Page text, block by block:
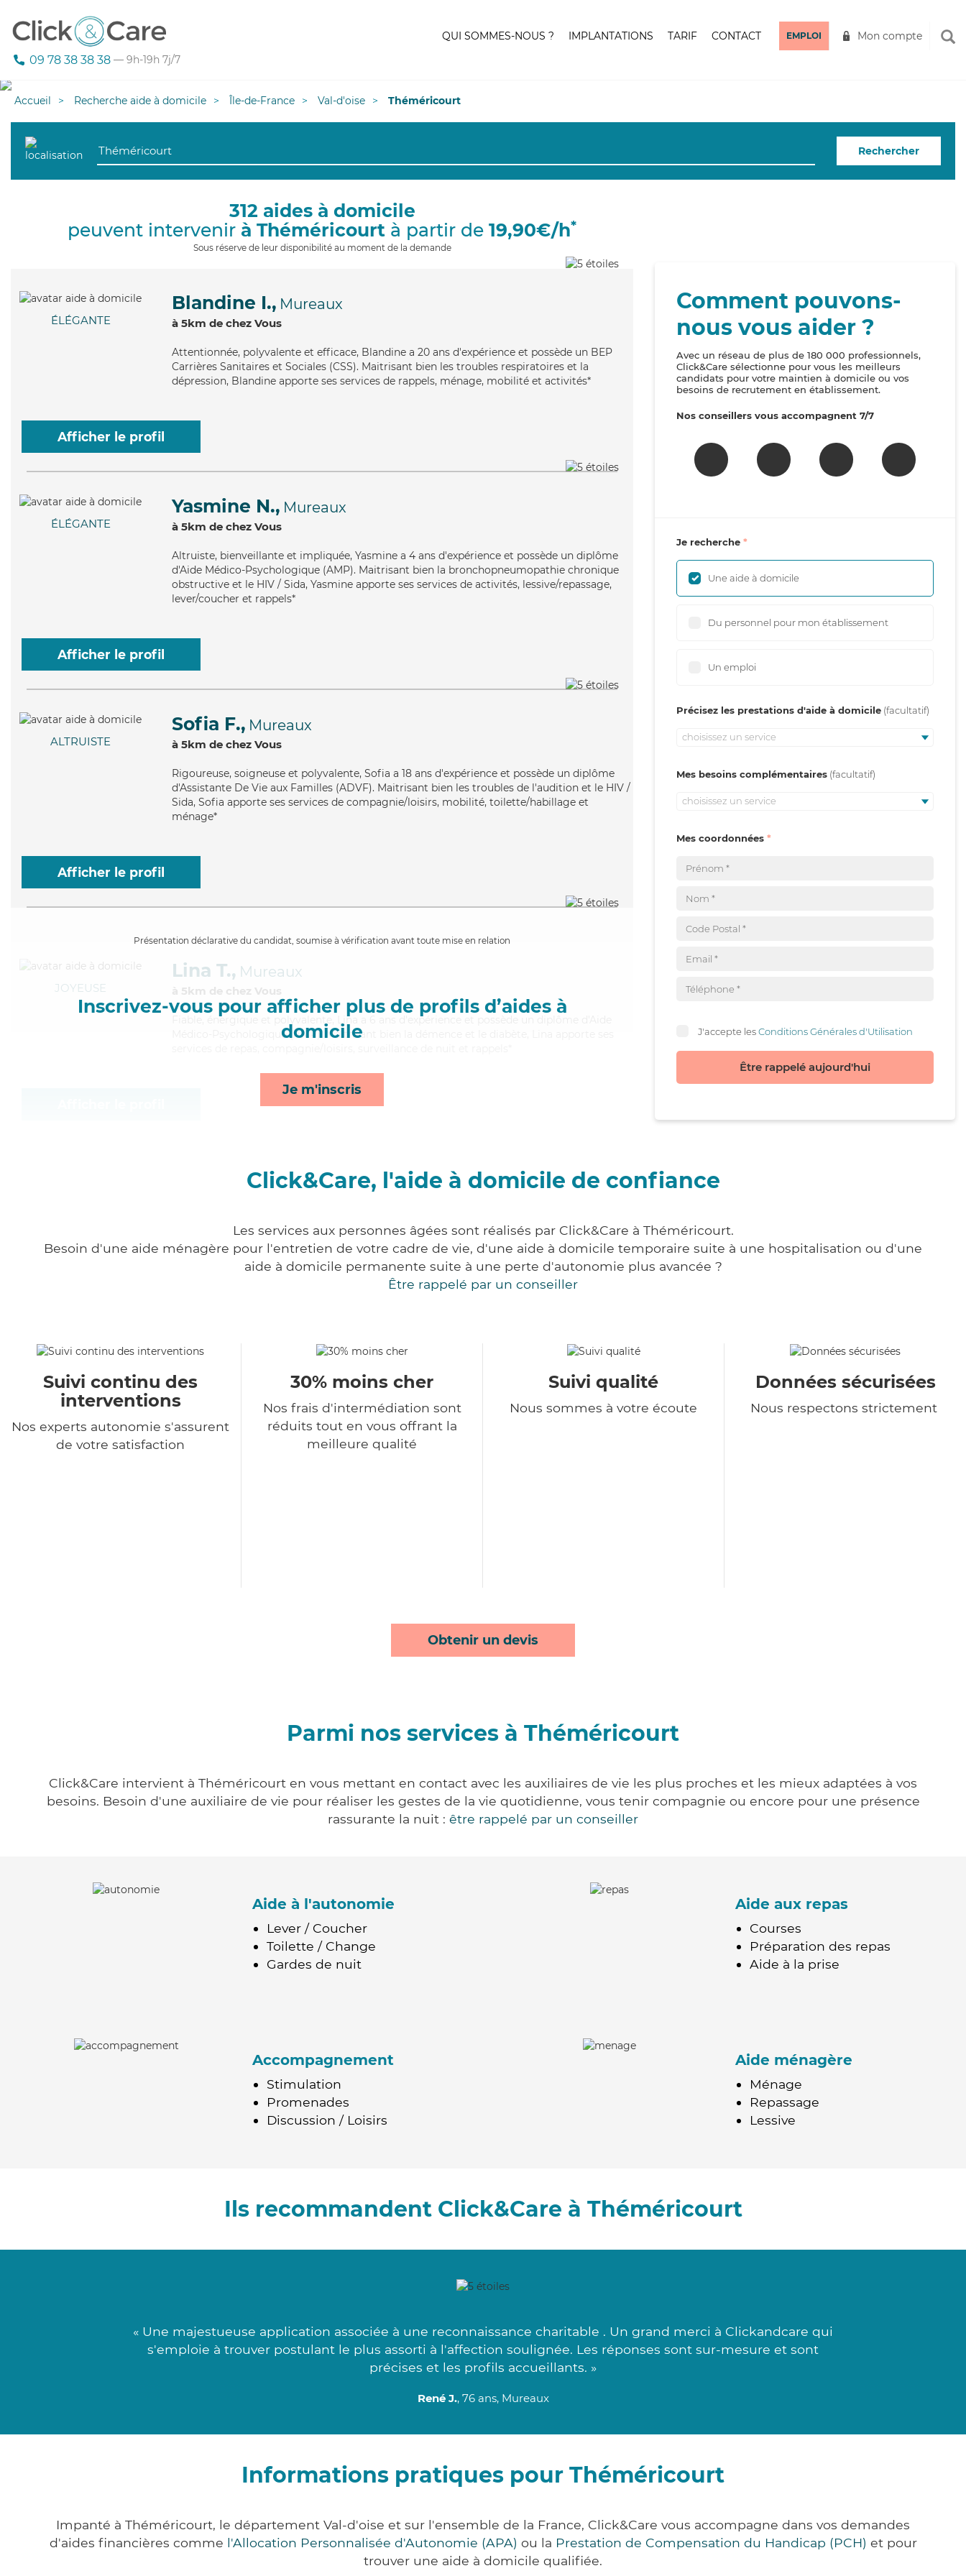
09 78 38 38 38 — 9h-19h 7j/7
QUI SOMMES-NOUS ? IMPLANTATIONS TARIF CONTACT EMPLOI Mon compte
Accueil Recherche aide à domicile Île-de-France Val-d'oise Théméricourt
Rechercher
312 aides à domicile
peuvent intervenir à Théméricourt à partir de 19,90€/h*
Sous réserve de leur disponibilité au moment de la demande
ÉLÉGANTE
Blandine I., Mureaux
à 5km de chez Vous
Attentionnée, polyvalente et efficace, Blandine a 20 ans d'expérience et possède un BEP
Carrières Sanitaires et Sociales (CSS). Maitrisant bien les troubles respiratoires et la
dépression, Blandine apporte ses services de rappels, ménage, mobilité et activités*
Afficher le profil
ÉLÉGANTE
Yasmine N., Mureaux
à 5km de chez Vous
Altruiste, bienveillante et impliquée, Yasmine a 4 ans d'expérience et possède un diplôme
d'Aide Médico-Psychologique (AMP). Maitrisant bien la bronchopneumopathie chronique
obstructive et le HIV / Sida, Yasmine apporte ses services de activités, lessive/repassage,
lever/coucher et rappels*
Afficher le profil
ALTRUISTE
Sofia F., Mureaux
à 5km de chez Vous
Rigoureuse, soigneuse et polyvalente, Sofia a 18 ans d'expérience et possède un diplôme
d'Assistante De Vie aux Familles (ADVF). Maitrisant bien les troubles de l'audition et le HIV /
Sida, Sofia apporte ses services de compagnie/loisirs, mobilité, toilette/habillage et
ménage*
Afficher le profil
Présentation déclarative du candidat, soumise à vérification avant toute mise en relation
Inscrivez-vous pour afficher plus de profils d’aides à
domicile
Je m'inscris
JOYEUSE
Lina T., Mureaux
à 5km de chez Vous
, énergique et polyvalente, Lina a 6 ans d'expérience et possède un diplôme d'Aide
Médico-Psychologique (AMP). Maitrisant bien la démence et le diabète, Lina apporte ses
Comment pouvons-
nous vous aider ?
Avec un réseau de plus de 180 000 professionnels,
Click&Care sélectionne pour vous les meilleurs
candidats pour votre maintien à domicile ou vos
besoins de recrutement en établissement.
Nos conseillers vous accompagnent 7/7
Je recherche
Une aide à domicile
Du personnel pour mon établissement
Un emploi
Précisez les prestations d'aide à domicile
choisissez un service
Mes besoins complémentaires
choisissez un service
Mes coordonnées
J'accepte lesConditions Générales d'Utilisation
Être rappelé aujourd'hui
Click&Care, l'aide à domicile de confiance
Les services aux personnes âgées sont réalisés par Click&Care à Théméricourt.
Besoin d'une aide ménagère pour l'entretien de votre cadre de vie, d'une aide à domicile temporaire suite à une hospitalisation ou d'une
aide à domicile permanente suite à une perte d'autonomie plus avancée ?
Être rappelé par un conseiller
Suivi continu des
interventions
Nos experts autonomie s'assurent
de votre satisfaction
30% moins cher
Nos frais d'intermédiation sont
réduits tout en vous offrant la
meilleure qualité
Suivi qualité
Nous sommes à votre écoute
Données sécurisées
Nous respectons strictement
Obtenir un devis
Parmi nos services à Théméricourt
Click&Care intervient à Théméricourt en vous mettant en contact avec les auxiliaires de vie les plus proches et les mieux adaptées à vos
besoins. Besoin d'une auxiliaire de vie pour réaliser les gestes de la vie quotidienne, vous tenir compagnie ou encore pour une présence
rassurante la nuit : être rappelé par un conseiller
Aide à l'autonomie
Lever / Coucher
Toilette / Change
Gardes de nuit
Aide aux repas
Courses
Préparation des repas
Aide à la prise
Accompagnement
Stimulation
Promenades
Discussion / Loisirs
Aide ménagère
Ménage
Repassage
Lessive
Ils recommandent Click&Care à Théméricourt
« Une majestueuse application associée à une reconnaissance charitable . Un grand merci à Clickandcare qui
s'emploie à trouver postulant le plus assorti à l'affection soulignée. Les réponses sont sur-mesure et sont
précises et les profils accueillants. »
René J., 76 ans, Mureaux
Informations pratiques pour Théméricourt
Impanté à Théméricourt, le département Val-d'oise et sur l'ensemble de la France, Click&Care vous accompagne dans vos demandes
d'aides financières comme l'Allocation Personnalisée d'Autonomie (APA) ou la Prestation de Compensation du Handicap (PCH) et pour
trouver une aide à domicile qualifiée.